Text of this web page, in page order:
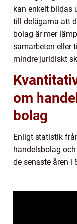
kan enkelt bildas
till delägarna att
bolag är mer
samarbeten eller
mindre juridiskt
om
bolag
Enligt statistik
handelsbolag
de senaste åren i